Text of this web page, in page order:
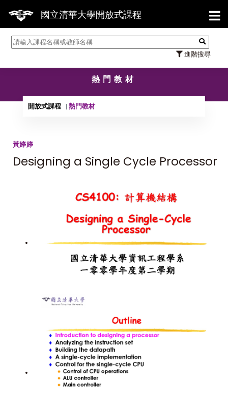
國立清華大學開放式課程
進階搜尋
【7/
熱門教材
開放式課程 熱門教材
黃婷婷
Designing a Single Cycle Processor